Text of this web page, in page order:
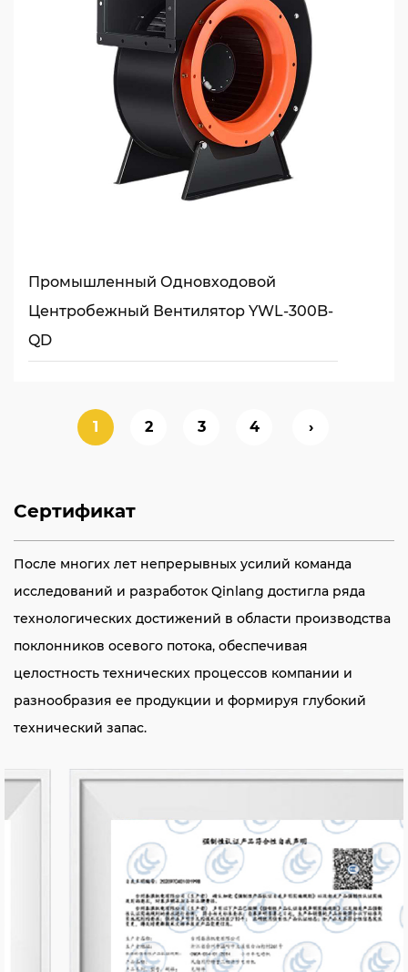
Промышленный Одновходовой
Центробежный Вентилятор YWL-300B-
QD
1 2 3 4 ›
Сертификат
После многих лет непрерывных усилий команда
исследований и разработок Qinlang достигла ряда
технологических достижений в области производства
поклонников осевого потока, обеспечивая
целостность технических процессов компании и
разнообразия ее продукции и формируя глубокий
технический запас.